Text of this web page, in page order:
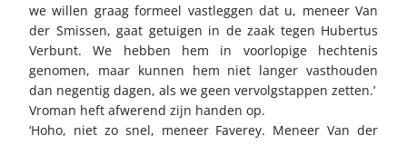
we willen graag formeel vastleggen dat u, meneer Van
der Smissen, gaat getuigen in de zaak tegen Hubertus
Verbunt. We hebben hem in voorlopige hechtenis
genomen, maar kunnen hem niet langer vasthouden
dan negentig dagen, als we geen vervolgstappen zetten.’
Vroman heft afwerend zijn handen op.
‘Hoho, niet zo snel, meneer Faverey. Meneer Van der